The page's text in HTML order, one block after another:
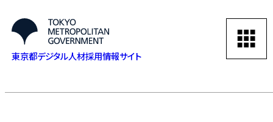
東京都デジタル人材採用情報サイト